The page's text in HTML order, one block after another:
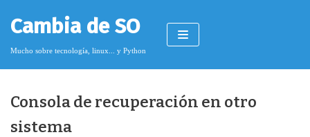
Saltar
al
contenido
Cambia de SO
Mucho sobre tecnología, linux... y Python
Consola de recuperación en otro
sistema